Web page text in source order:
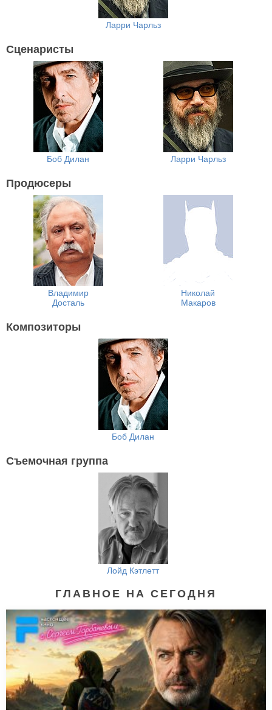
Ларри Чарльз
Сценаристы
Боб Дилан Ларри Чарльз
Продюсеры
Владимир
Досталь
Николай
Макаров
Композиторы
Боб Дилан
Съемочная группа
Лойд Кэтлетт
ГЛАВНОЕ НА СЕГОДНЯ